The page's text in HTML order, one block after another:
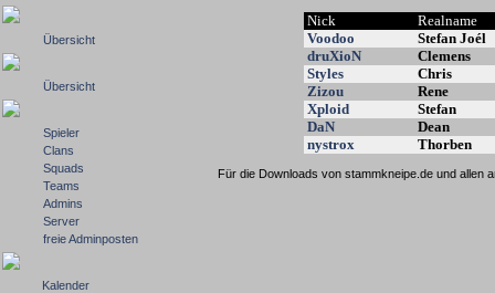
Übersicht
Übersicht
Spieler
Clans
Squads
Teams
Admins
Server
freie Adminposten
Kalender
Nick
Realname
Voodoo
Stefan Joél
druXioN
Clemens
Styles
Chris
Zizou
Rene
Xploid
Stefan
DaN
Dean
nystrox
Thorben
Für die Downloads von stammkneipe.de und allen